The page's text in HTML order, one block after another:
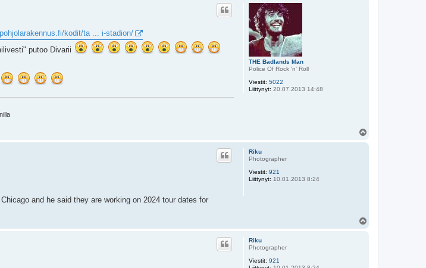
THE Badlands Man
Police Of Rock 'n' Roll
Viestit: 5022
Liittynyt: 20.07.2013 14:48
kodit/ta ... i-stadion/
putoo Divarii
Riku
Photographer
Viestit: 921
Liittynyt: 10.01.2013 8:24
and he said they are working on 2024 tour dates for
Riku
Photographer
Viestit: 921